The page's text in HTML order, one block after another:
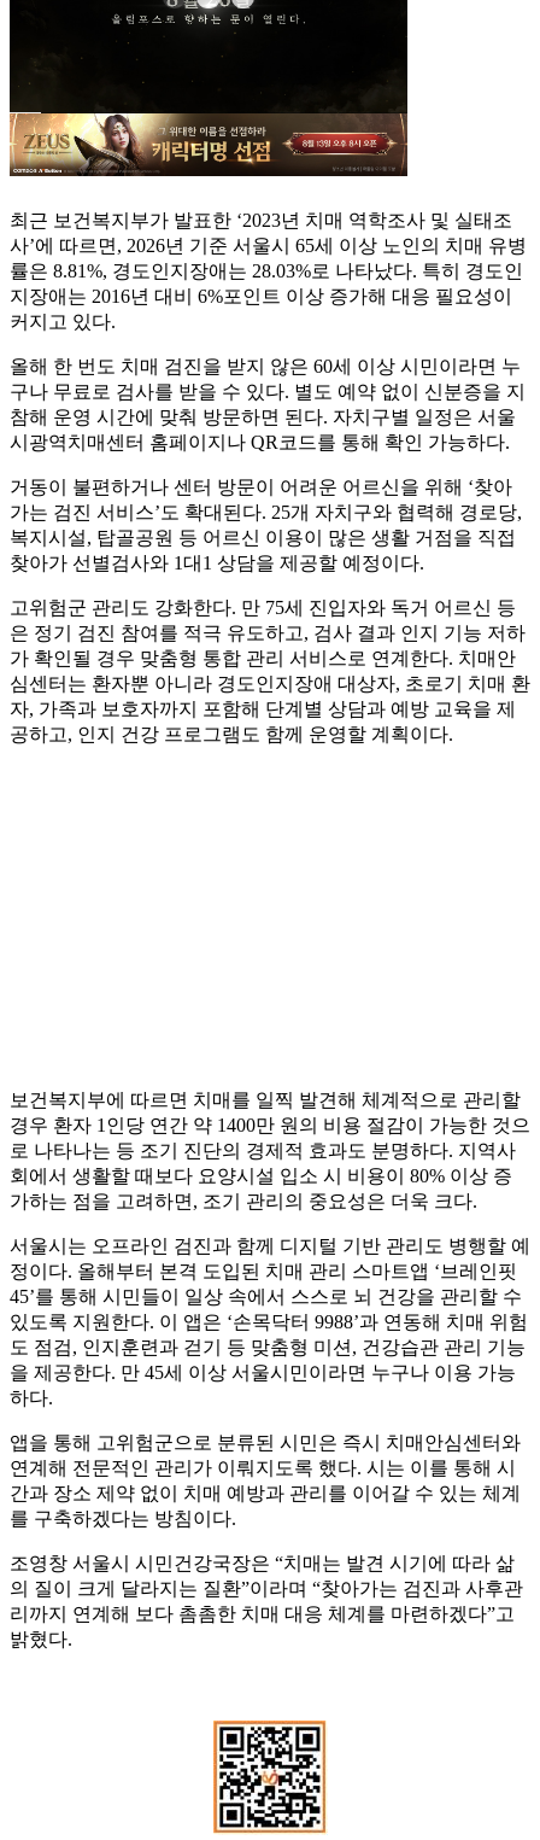
최근 보건복지부가 발표한 ‘2023년 치매 역학조사 및 실태조
사’에 따르면, 2026년 기준 서울시 65세 이상 노인의 치매 유병
률은 8.81%, 경도인지장애는 28.03%로 나타났다. 특히 경도인
지장애는 2016년 대비 6%포인트 이상 증가해 대응 필요성이
커지고 있다.
올해 한 번도 치매 검진을 받지 않은 60세 이상 시민이라면 누
구나 무료로 검사를 받을 수 있다. 별도 예약 없이 신분증을 지
참해 운영 시간에 맞춰 방문하면 된다. 자치구별 일정은 서울
시광역치매센터 홈페이지나 QR코드를 통해 확인 가능하다.
거동이 불편하거나 센터 방문이 어려운 어르신을 위해 ‘찾아
가는 검진 서비스’도 확대된다. 25개 자치구와 협력해 경로당,
복지시설, 탑골공원 등 어르신 이용이 많은 생활 거점을 직접
찾아가 선별검사와 1대1 상담을 제공할 예정이다.
고위험군 관리도 강화한다. 만 75세 진입자와 독거 어르신 등
은 정기 검진 참여를 적극 유도하고, 검사 결과 인지 기능 저하
가 확인될 경우 맞춤형 통합 관리 서비스로 연계한다. 치매안
심센터는 환자뿐 아니라 경도인지장애 대상자, 초로기 치매 환
자, 가족과 보호자까지 포함해 단계별 상담과 예방 교육을 제
공하고, 인지 건강 프로그램도 함께 운영할 계획이다.
보건복지부에 따르면 치매를 일찍 발견해 체계적으로 관리할
경우 환자 1인당 연간 약 1400만 원의 비용 절감이 가능한 것으
로 나타나는 등 조기 진단의 경제적 효과도 분명하다. 지역사
회에서 생활할 때보다 요양시설 입소 시 비용이 80% 이상 증
가하는 점을 고려하면, 조기 관리의 중요성은 더욱 크다.
서울시는 오프라인 검진과 함께 디지털 기반 관리도 병행할 예
정이다. 올해부터 본격 도입된 치매 관리 스마트앱 ‘브레인핏
45’를 통해 시민들이 일상 속에서 스스로 뇌 건강을 관리할 수
있도록 지원한다. 이 앱은 ‘손목닥터 9988’과 연동해 치매 위험
도 점검, 인지훈련과 걷기 등 맞춤형 미션, 건강습관 관리 기능
을 제공한다. 만 45세 이상 서울시민이라면 누구나 이용 가능
하다.
앱을 통해 고위험군으로 분류된 시민은 즉시 치매안심센터와
연계해 전문적인 관리가 이뤄지도록 했다. 시는 이를 통해 시
간과 장소 제약 없이 치매 예방과 관리를 이어갈 수 있는 체계
를 구축하겠다는 방침이다.
조영창 서울시 시민건강국장은 “치매는 발견 시기에 따라 삶
의 질이 크게 달라지는 질환”이라며 “찾아가는 검진과 사후관
리까지 연계해 보다 촘촘한 치매 대응 체계를 마련하겠다”고
밝혔다.